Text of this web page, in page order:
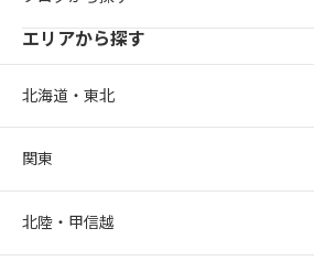
エリアから探す
北海道・東北
関東
北陸・甲信越